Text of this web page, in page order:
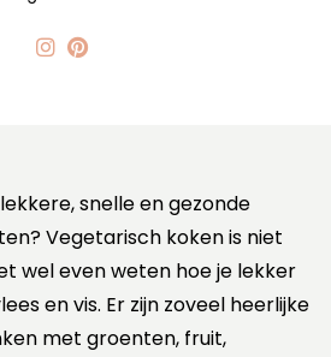
snelle en gezonde
Vegetarisch koken is niet
wel even weten hoe je lekker
en vis. Er zijn zoveel heerlijke
met groenten, fruit,